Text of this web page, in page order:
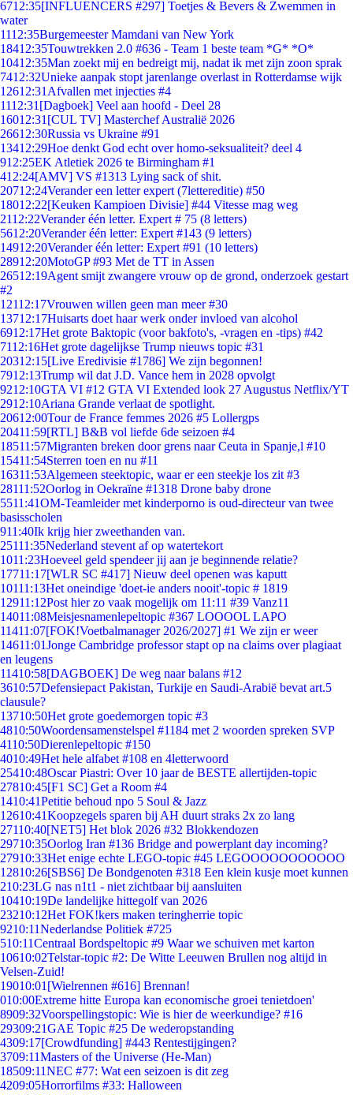
6712:35[INFLUENCERS #297] Toetjes & Bevers & Zwemmen in
water
1112:35Burgemeester Mamdani van New York
18412:35Touwtrekken 2.0 #636 - Team 1 beste team *G* *O*
10412:35Man zoekt mij en bedreigt mij, nadat ik met zijn zoon sprak
7412:32Unieke aanpak stopt jarenlange overlast in Rotterdamse wijk
12612:31 Afvallen met injecties #4
1112:31 [Dagboek] Veel aan hoofd - Deel 28
16012:31 [CUL TV] Masterchef Australië 2026
26612:30Russia vs Ukraine #91
13412:29Hoe denkt God echt over homo-seksualiteit? deel 4
912:25EK Atletiek 2026 te Birmingham #1
412:24[AMV] VS #1313 Lying sack of shit.
20712:24Verander een letter expert (7lettereditie) #50
18012:22[Keuken Kampioen Divisie] #44 Vitesse mag weg
2112:22Verander één letter. Expert # 75 (8 letters)
5612:20Verander één letter: Expert #143 (9 letters)
14912:20Verander één letter: Expert #91 (10 letters)
28912:20MotoGP #93 Met de TT in Assen
26512:19Agent smijt zwangere vrouw op de grond, onderzoek gestart
#2
12112:17Vrouwen willen geen man meer #30
13712:17Huisarts doet haar werk onder invloed van alcohol
6912:17Het grote Baktopic (voor bakfoto's, -vragen en -tips) #42
7112:16Het grote dagelijkse Trump nieuws topic #31
20312:15[Live Eredivisie #1786] We zijn begonnen!
7912:13Trump wil dat J.D. Vance hem in 2028 opvolgt
9212:10GTA VI #12 GTA VI Extended look 27 Augustus Netflix/YT
2912:10Ariana Grande verlaat de spotlight.
20612:00Tour de France femmes 2026 #5 Lollergps
20411:59[RTL] B&B vol liefde 6de seizoen #4
18511:57Migranten breken door grens naar Ceuta in Spanje,l #10
15411:54Sterren toen en nu #11
16311:53Algemeen steektopic, waar er een steekje los zit #3
28111:52Oorlog in Oekraïne #1318 Drone baby drone
5511:41OM-Teamleider met kinderporno is oud-directeur van twee
basisscholen
911:40Ik krijg hier zweethanden van.
25111:35Nederland stevent af op watertekort
1011:23Hoeveel geld spendeer jij aan je beginnende relatie?
17711:17[WLR SC #417] Nieuw deel openen was kaputt
10111:13Het oneindige 'doet-ie anders nooit'-topic # 1819
12911:12Post hier zo vaak mogelijk om 11:11 #39 Vanz11
14011:08Meisjesnamenlepeltopic #367 LOOOOL LAPO
11411:07[FOK!Voetbalmanager 2026/2027] #1 We zijn er weer
14611:01Jonge Cambridge professor stapt op na claims over plagiaat
en leugens
11410:58[DAGBOEK] De weg naar balans #12
3610:57Defensiepact Pakistan, Turkije en Saudi-Arabië bevat art.5
clausule?
13710:50Het grote goedemorgen topic #3
4810:50Woordensamenstelspel #1184 met 2 woorden spreken SVP
4110:50Dierenlepeltopic #150
4010:49Het hele alfabet #108 en 4letterwoord
25410:48Oscar Piastri: Over 10 jaar de BESTE allertijden-topic
27810:45[F1 SC] Get a Room #4
1410:41Petitie behoud npo 5 Soul & Jazz
12610:41Koopzegels sparen bij AH duurt straks 2x zo lang
27110:40[NET5] Het blok 2026 #32 Blokkendozen
29710:35Oorlog Iran #136 Bridge and powerplant day incoming?
27910:33Het enige echte LEGO-topic #45 LEGOOOOOOOOOOO
12810:26[SBS6] De Bondgenoten #318 Een klein kusje moet kunnen
210:23LG nas n1t1 - niet zichtbaar bij aansluiten
10410:19De landelijke hittegolf van 2026
23210:12Het FOK!kers maken teringherrie topic
9210:11Nederlandse Politiek #725
510:11Centraal Bordspeltopic #9 Waar we schuiven met karton
10610:02Telstar-topic #2: De Witte Leeuwen Brullen nog altijd in
Velsen-Zuid!
19010:01 [Wielrennen #616] Brennan!
010:00Extreme hitte Europa kan economische groei tenietdoen'
8909:32Voorspellingstopic: Wie is hier de weerkundige? #16
29309:21GAE Topic #25 De wederopstanding
4309:17[Crowdfunding] #443 Rentestijgingen?
3709:11Masters of the Universe (He-Man)
18509:11NEC #77: Wat een seizoen is dit zeg
4209:05Horrorfilms #33: Halloween